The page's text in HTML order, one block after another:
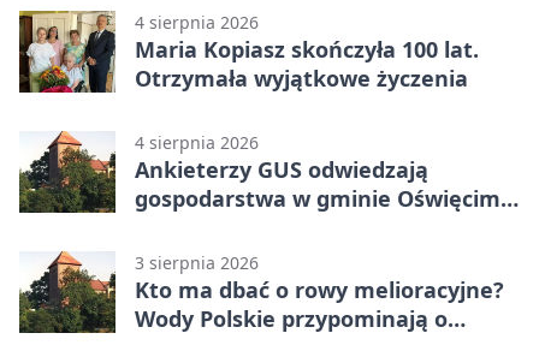
4 sierpnia 2026
Maria Kopiasz skończyła 100 lat.
Otrzymała wyjątkowe życzenia
4 sierpnia 2026
Ankieterzy GUS odwiedzają
gospodarstwa w gminie Oświęcim.
3 sierpnia 2026
Kto ma dbać o rowy melioracyjne?
Wody Polskie przypominają o